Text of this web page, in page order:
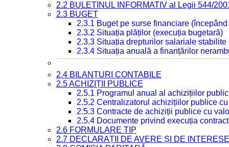
2.2 BULETINUL INFORMATIV al Legii 544/
2.3 BUGET
2.3.1 Buget pe surse financiare
2.3.2 Situația plăților (execuția bugetară)
2.3.3 Situația drepturilor salariale
2.3.4 Situația anuală a finanțărilor
2.4 BILANȚURI CONTABILE
2.5 ACHIZIȚII PUBLICE
2.5.1 Programul anual al achizițiilor
2.5.2 Centralizatorul achizițiilor publice
2.5.3 Contracte de achiziții publice cu
2.5.4 Documente privind execuția
2.6 FORMULARE TIP
2.7 DECLARAȚII DE AVERE ȘI DE INTERESE